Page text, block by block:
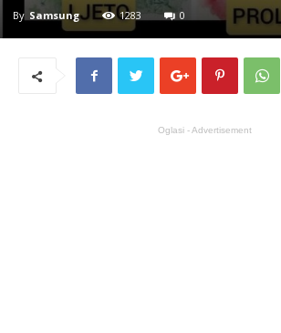
By Samsung 1283 0
Oglasi - Advertisement